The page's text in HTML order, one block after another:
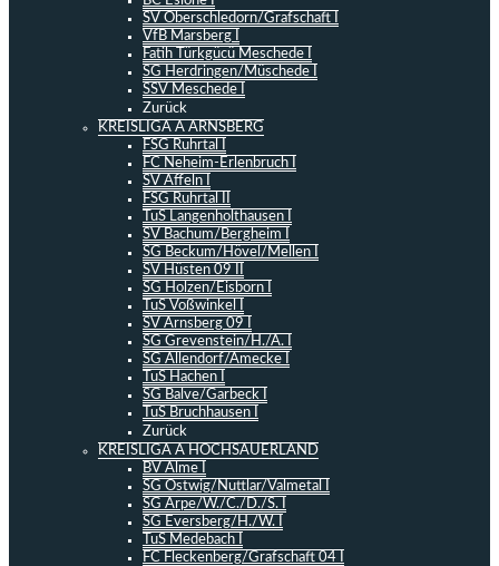
SV Oberschledorn/Grafschaft I
VfB Marsberg I
Fatih Türkgücü Meschede I
SG Herdringen/Müschede I
SSV Meschede I
Zurück
KREISLIGA A ARNSBERG
FSG Ruhrtal I
FC Neheim-Erlenbruch I
SV Affeln I
FSG Ruhrtal II
TuS Langenholthausen I
SV Bachum/Bergheim I
SG Beckum/Hövel/Mellen I
SV Hüsten 09 II
SG Holzen/Eisborn I
TuS Voßwinkel I
SV Arnsberg 09 I
SG Grevenstein/H./A. I
SG Allendorf/Amecke I
TuS Hachen I
SG Balve/Garbeck I
TuS Bruchhausen I
Zurück
KREISLIGA A HOCHSAUERLAND
BV Alme I
SG Ostwig/Nuttlar/Valmetal I
SG Arpe/W./C./D./S. I
SG Eversberg/H./W. I
TuS Medebach I
FC Fleckenberg/Grafschaft 04 I